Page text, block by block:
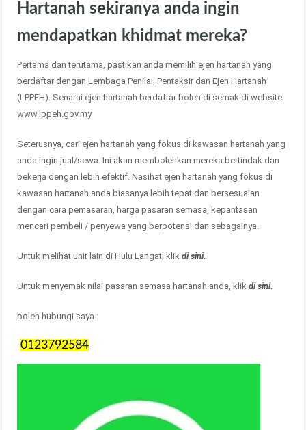
Hartanah sekiranya anda ingin
mendapatkan khidmat mereka?
Pertama dan terutama, pastikan anda memilih ejen hartanah yang
berdaftar dengan Lembaga Penilai, Pentaksir dan Ejen Hartanah
(LPPEH). Senarai ejen hartanah berdaftar boleh di semak di website
www.lppeh.gov.my
Seterusnya, cari ejen hartanah yang fokus di kawasan hartanah yang
anda ingin jual/sewa. Ini akan membolehkan mereka bertindak dan
bekerja dengan lebih efektif. Nasihat ejen hartanah yang fokus di
kawasan hartanah anda biasanya lebih tepat dan bersesuaian
dengan cara pemasaran, harga pasaran semasa, kepantasan
mencari pembeli / penyewa yang berpotensi dan sebagainya.
Untuk melihat unit lain di Hulu Langat, klik di sini.
Untuk menyemak nilai pasaran semasa hartanah anda, klik di sini.
boleh hubungi saya :
0123792584